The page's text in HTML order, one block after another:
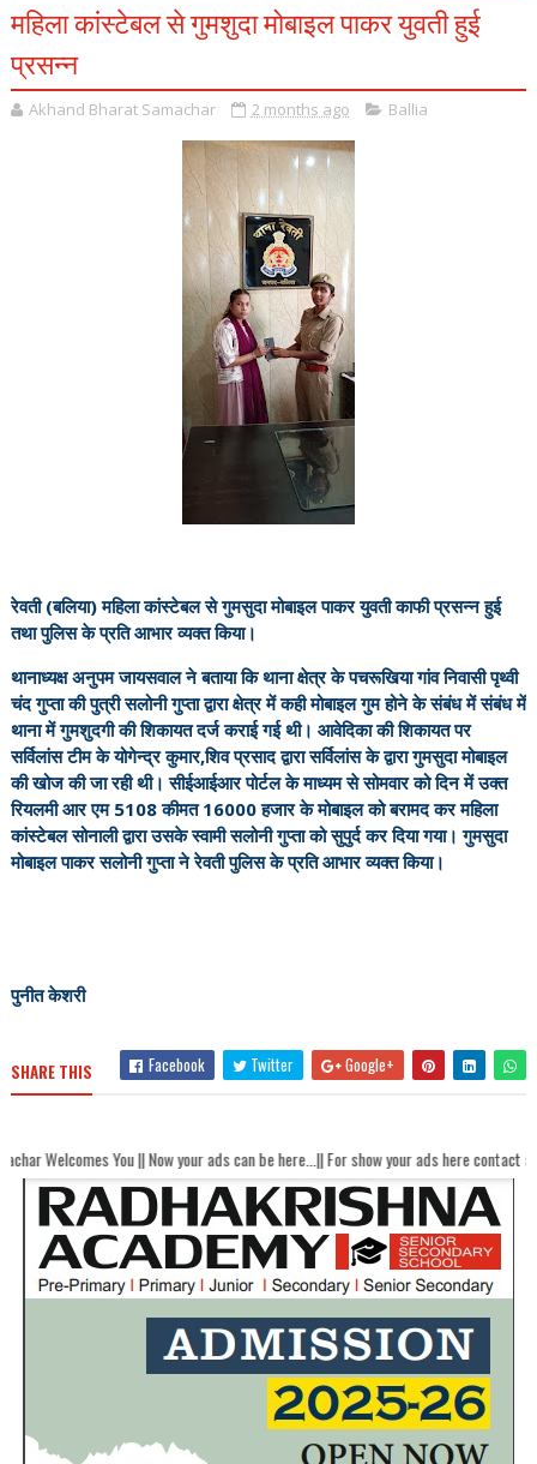
महिला कांस्टेबल से गुमशुदा मोबाइल पाकर युवती हुई
प्रसन्न
Akhand Bharat Samachar 2 months ago Ballia
रेवती (बलिया) महिला कांस्टेबल से गुमसुदा मोबाइल पाकर युवती काफी प्रसन्न हुई
तथा पुलिस के प्रति आभार व्यक्त किया।
थानाध्यक्ष अनुपम जायसवाल ने बताया कि थाना क्षेत्र के पचरूखिया गांव निवासी पृथ्वी
चंद गुप्ता की पुत्री सलोनी गुप्ता द्वारा क्षेत्र में कही मोबाइल गुम होने के संबंध में संबंध में
थाना में गुमशुदगी की शिकायत दर्ज कराई गई थी। आवेदिका की शिकायत पर
सर्विलांस टीम के योगेन्द्र कुमार,शिव प्रसाद द्वारा सर्विलांस के द्वारा गुमसुदा मोबाइल
की खोज की जा रही थी। सीईआईआर पोर्टल के माध्यम से सोमवार को दिन में उक्त
रियलमी आर एम 5108 कीमत 16000 हजार के मोबाइल को बरामद कर महिला
कांस्टेबल सोनाली द्वारा उसके स्वामी सलोनी गुप्ता को सुपुर्द कर दिया गया। गुमसुदा
मोबाइल पाकर सलोनी गुप्ता ने रेवती पुलिस के प्रति आभार व्यक्त किया।
पुनीत केशरी
SHARE THIS Facebook Twitter Google+
You || Now your ads can be here...|| For show your ads here contact